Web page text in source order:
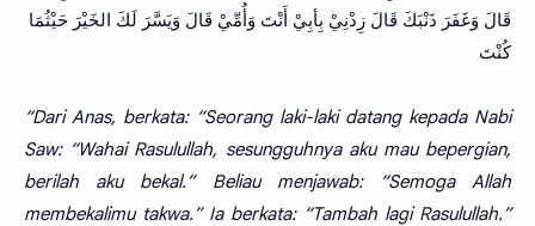
قَالَ وَغَفَرَ ذَنْبَكَ قَالَ زِدْنِيْ بِأبِيْ أَنْتَ وَأُمِّيْ قَالَ وَيَسَّرَ لَكَ الخَيْرَ حَيْثُمَا
كُنْتَ
“Dari Anas, berkata: “Seorang laki-laki datang kepada Nabi
Saw: “Wahai Rasulullah, sesungguhnya aku mau bepergian,
berilah aku bekal.” Beliau menjawab: “Semoga Allah
membekalimu takwa.” Ia berkata: “Tambah lagi Rasulullah.”